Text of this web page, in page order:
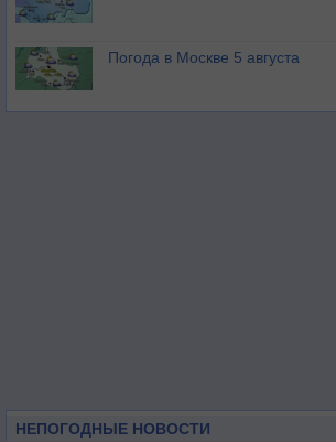
Погода в Москве 5 августа
НЕПОГОДНЫЕ НОВОСТИ